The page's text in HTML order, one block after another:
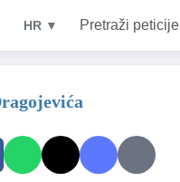
HR ▼ Pretraži peticije